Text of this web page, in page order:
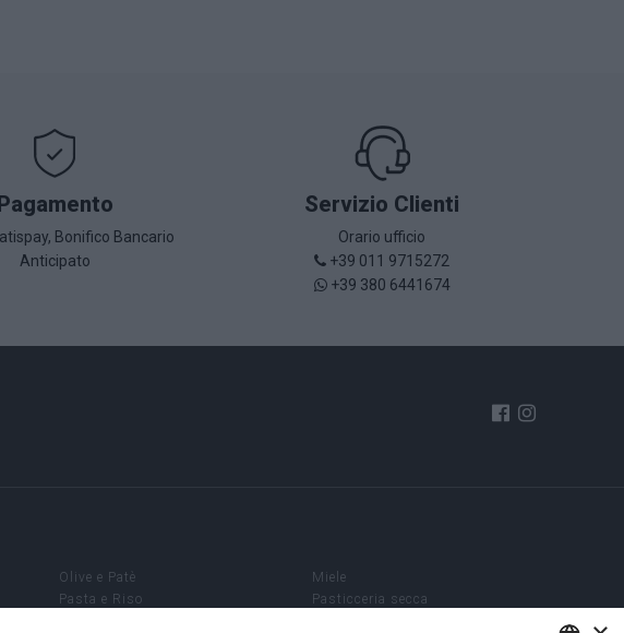
Bonifico Bancario
Anticipato
Servizio Clienti
Orario ufficio
+39 011 9715272
+39 380 6441674
Olive e Patè
Pasta e Riso
Miele
Pasticceria secca